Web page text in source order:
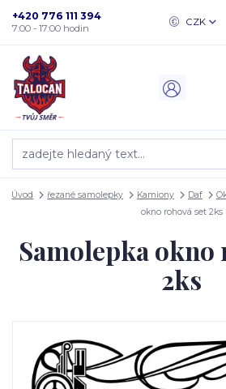
CZK
+420 776 111 394
7:00 - 17:00 hodin
Úvod řezané samolepky Kamiony Daf
okno rohová set 2ks
Samolepka okno
2ks